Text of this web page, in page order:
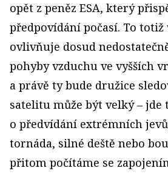
opět z peněz ESA, který
předpovídání počasí. To totiž
ovlivňuje dosud
pohyby vzduchu ve vyšších
a právě ty bude družice
satelitu může být velký – jde
o předvídání extrémních
tornáda, silné deště nebo
přitom počítáme se